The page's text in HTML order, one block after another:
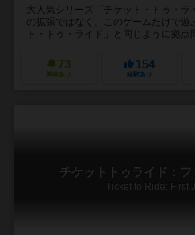
大人気シリーズ「チケット・トゥ・
の拡張ではなく、このゲームだけで遊
ト・トゥ・ライド」と同じように拠点
73
興味あり
154
経験あり
チケットトゥライド：
Ticket to Ride: First